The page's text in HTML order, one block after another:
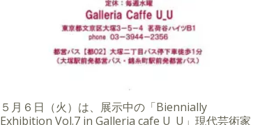
５月６日（火）は、展示中の「Biennially
Exhibition Vol.7 in Galleria cafe U_U」現代芸術家